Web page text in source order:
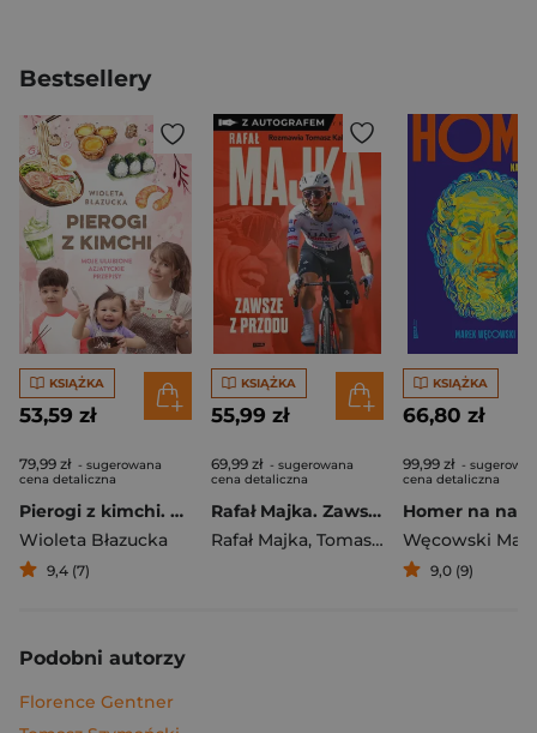
Bestsellery
KSIĄŻKA
53,59 zł
79,99 zł - sugerowana
cena detaliczna
Pierogi z kimchi. Moje ulubione azjatyckie przepisy
Wioleta Błazucka
9,4 (7)
KSIĄŻKA
55,99 zł
69,99 zł - sugerowana
cena detaliczna
Rafał Majka. Zawsze z przodu. Rozmawia Tomasz Kalemba - książka z autografem
Rafał Majka, Tomasz Kalemba
KSIĄŻKA
66,80 zł
99,99 zł -
cena detaliczna
Węcowski
9,0 (9)
Podobni autorzy
Florence Gentner